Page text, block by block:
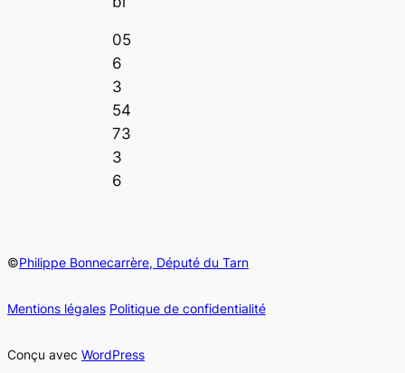
05
6
3
54
73
3
6
©Philippe Bonnecarrère, Député du Tarn
Mentions légales Politique de confidentialité
Conçu avec WordPress